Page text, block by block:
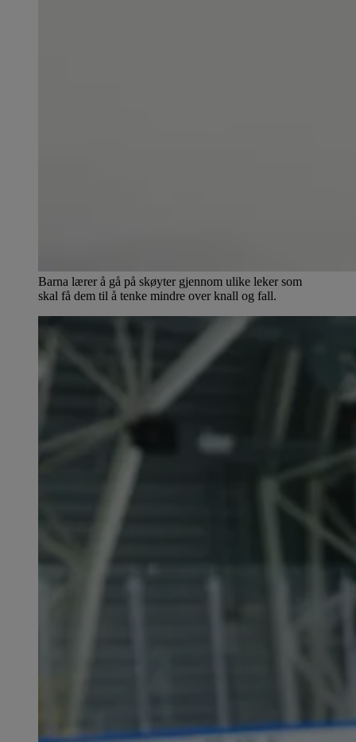
Barna lærer å gå på skøyter gjennom ulike leker som
skal få dem til å tenke mindre over knall og fall.